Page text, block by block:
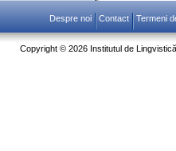
Despre noi Contact Termeni
Copyright © 2026 Institutul de